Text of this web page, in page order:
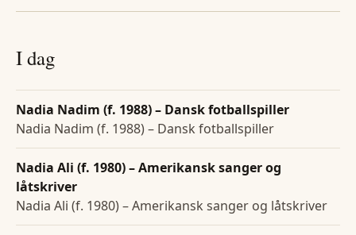
I dag
Nadia Nadim (f. 1988) – Dansk fotballspiller
Nadia Nadim (f. 1988) – Dansk fotballspiller
Nadia Ali (f. 1980) – Amerikansk sanger og
låtskriver
Nadia Ali (f. 1980) – Amerikansk sanger og låtskriver